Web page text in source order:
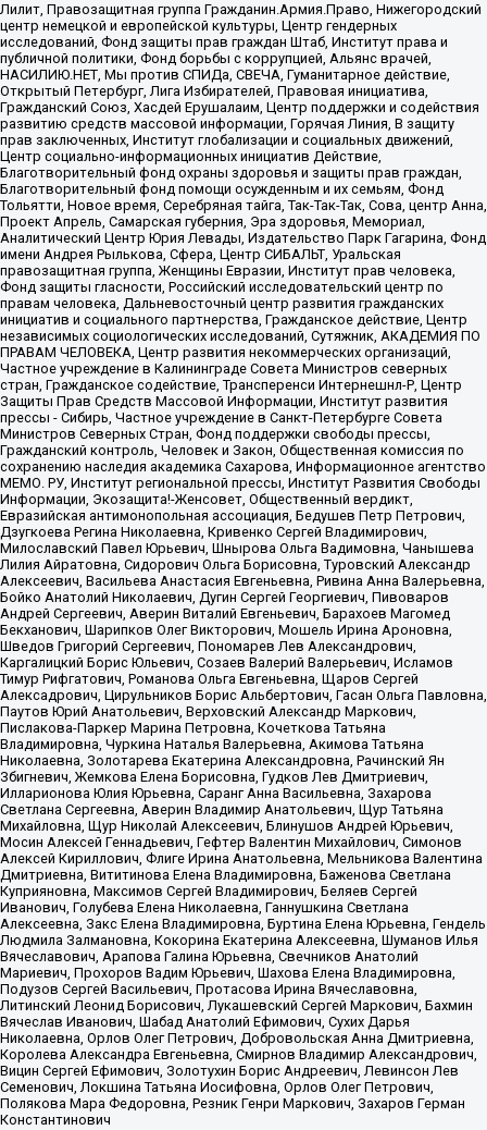
Лилит, Правозащитная группа Гражданин.Армия.Право, Нижегородский
центр немецкой и европейской культуры, Центр гендерных
исследований, Фонд защиты прав граждан Штаб, Институт права и
публичной политики, Фонд борьбы с коррупцией, Альянс врачей,
НАСИЛИЮ.НЕТ, Мы против СПИДа, СВЕЧА, Гуманитарное действие,
Открытый Петербург, Лига Избирателей, Правовая инициатива,
Гражданский Союз, Хасдей Ерушалаим, Центр поддержки и содействия
развитию средств массовой информации, Горячая Линия, В защиту
прав заключенных, Институт глобализации и социальных движений,
Центр социально-информационных инициатив Действие,
Благотворительный фонд охраны здоровья и защиты прав граждан,
Благотворительный фонд помощи осужденным и их семьям, Фонд
Тольятти, Новое время, Серебряная тайга, Так-Так-Так, Сова, центр Анна,
Проект Апрель, Самарская губерния, Эра здоровья, Мемориал,
Аналитический Центр Юрия Левады, Издательство Парк Гагарина, Фонд
имени Андрея Рылькова, Сфера, Центр СИБАЛЬТ, Уральская
правозащитная группа, Женщины Евразии, Институт прав человека,
Фонд защиты гласности, Российский исследовательский центр по
правам человека, Дальневосточный центр развития гражданских
инициатив и социального партнерства, Гражданское действие, Центр
независимых социологических исследований, Сутяжник, АКАДЕМИЯ ПО
ПРАВАМ ЧЕЛОВЕКА, Центр развития некоммерческих организаций,
Частное учреждение в Калининграде Совета Министров северных
стран, Гражданское содействие, Трансперенси Интернешнл-Р, Центр
Защиты Прав Средств Массовой Информации, Институт развития
прессы - Сибирь, Частное учреждение в Санкт-Петербурге Совета
Министров Северных Стран, Фонд поддержки свободы прессы,
Гражданский контроль, Человек и Закон, Общественная комиссия по
сохранению наследия академика Сахарова, Информационное агентство
МЕМО. РУ, Институт региональной прессы, Институт Развития Свободы
Информации, Экозащита!-Женсовет, Общественный вердикт,
Евразийская антимонопольная ассоциация, Бедушев Петр Петрович,
Дзугкоева Регина Николаевна, Кривенко Сергей Владимирович,
Милославский Павел Юрьевич, Шнырова Ольга Вадимовна, Чанышева
Лилия Айратовна, Сидорович Ольга Борисовна, Туровский Александр
Алексеевич, Васильева Анастасия Евгеньевна, Ривина Анна Валерьевна,
Бойко Анатолий Николаевич, Дугин Сергей Георгиевич, Пивоваров
Андрей Сергеевич, Аверин Виталий Евгеньевич, Барахоев Магомед
Бекханович, Шарипков Олег Викторович, Мошель Ирина Ароновна,
Шведов Григорий Сергеевич, Пономарев Лев Александрович,
Каргалицкий Борис Юльевич, Созаев Валерий Валерьевич, Исламов
Тимур Рифгатович, Романова Ольга Евгеньевна, Щаров Сергей
Алексадрович, Цирульников Борис Альбертович, Гасан Ольга Павловна,
Паутов Юрий Анатольевич, Верховский Александр Маркович,
Пислакова-Паркер Марина Петровна, Кочеткова Татьяна
Владимировна, Чуркина Наталья Валерьевна, Акимова Татьяна
Николаевна, Золотарева Екатерина Александровна, Рачинский Ян
Збигневич, Жемкова Елена Борисовна, Гудков Лев Дмитриевич,
Илларионова Юлия Юрьевна, Саранг Анна Васильевна, Захарова
Светлана Сергеевна, Аверин Владимир Анатольевич, Щур Татьяна
Михайловна, Щур Николай Алексеевич, Блинушов Андрей Юрьевич,
Мосин Алексей Геннадьевич, Гефтер Валентин Михайлович, Симонов
Алексей Кириллович, Флиге Ирина Анатольевна, Мельникова Валентина
Дмитриевна, Вититинова Елена Владимировна, Баженова Светлана
Куприяновна, Максимов Сергей Владимирович, Беляев Сергей
Иванович, Голубева Елена Николаевна, Ганнушкина Светлана
Алексеевна, Закс Елена Владимировна, Буртина Елена Юрьевна, Гендель
Людмила Залмановна, Кокорина Екатерина Алексеевна, Шуманов Илья
Вячеславович, Арапова Галина Юрьевна, Свечников Анатолий
Мариевич, Прохоров Вадим Юрьевич, Шахова Елена Владимировна,
Подузов Сергей Васильевич, Протасова Ирина Вячеславовна,
Литинский Леонид Борисович, Лукашевский Сергей Маркович, Бахмин
Вячеслав Иванович, Шабад Анатолий Ефимович, Сухих Дарья
Николаевна, Орлов Олег Петрович, Добровольская Анна Дмитриевна,
Королева Александра Евгеньевна, Смирнов Владимир Александрович,
Вицин Сергей Ефимович, Золотухин Борис Андреевич, Левинсон Лев
Семенович, Локшина Татьяна Иосифовна, Орлов Олег Петрович,
Полякова Мара Федоровна, Резник Генри Маркович, Захаров Герман
Константинович